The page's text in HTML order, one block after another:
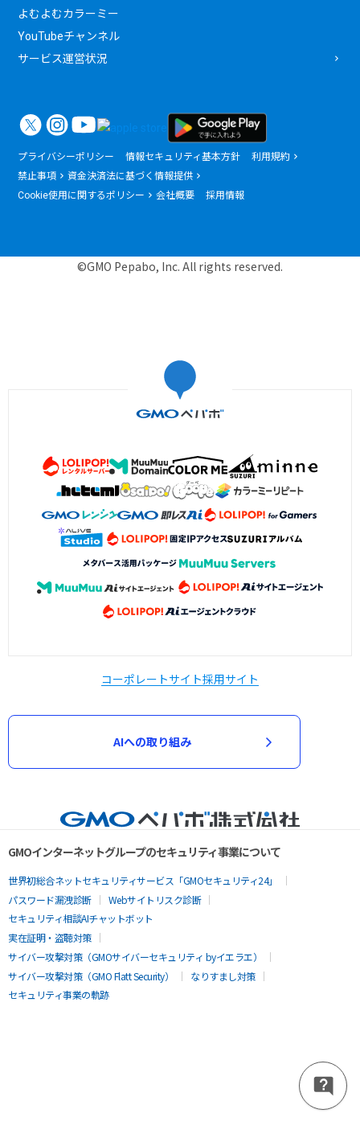
よむよむカラーミー
YouTubeチャンネル
サービス運営状況
プライバシーポリシー 情報セキュリティ基本方針
利用規約
禁止事項
資金決済法に基づく情報提供
Cookie使用に関するポリシー
会社概要 採用情報
©GMO Pepabo, Inc. All rights reserved.
コーポレートサイト採用サイト
AIへの取り組み
GMOインターネットグループのセキュリティ事業について
世界初総合ネットセキュリティサービス「GMOセキュリティ24」
パスワード漏洩診断
Webサイトリスク診断
セキュリティ相談AIチャットボット
実在証明・盗聴対策
サイバー攻撃対策（GMOサイバーセキュリティ byイエラエ）
サイバー攻撃対策（GMO Flatt Security）
なりすまし対策
セキュリティ事業の軌跡